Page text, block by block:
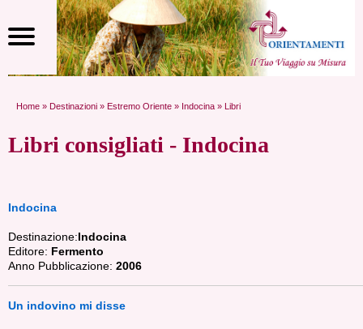
Home » Destinazioni » Estremo Oriente » Indocina » Libri
Libri consigliati - Indocina
Indocina
Destinazione:Indocina
Editore: Fermento
Anno Pubblicazione: 2006
Un indovino mi disse